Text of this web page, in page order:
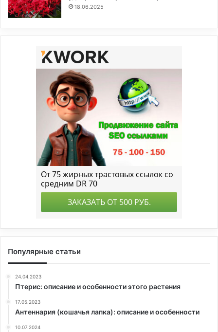
18.06.2025
Популярные статьи
24.04.2023
Птерис: описание и особенности этого растения
17.05.2023
Антеннария (кошачья лапка): описание и особенности
10.07.2024